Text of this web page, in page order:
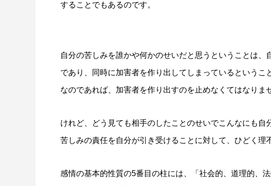
することでもあるのです。
自分の苦しみを誰かや何かのせいだと思うということは、
であり、同時に加害者を作り出してしまっているというこ
なのであれば、加害者を作り出すのを止めなくてはなりま
けれど、どう見ても相手のしたことのせいでこんなにも自
苦しみの責任を自分が引き受けることに対して、ひどく理
感情の基本的性質の5番目の柱には、「社会的、道理的、